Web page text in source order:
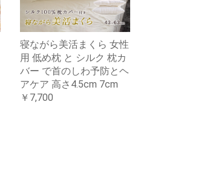
寝ながら美活まくら 女性
用 低め枕 と シルク 枕カ
バー で首のしわ予防とヘ
アケア 高さ4.5cm 7cm
￥7,700